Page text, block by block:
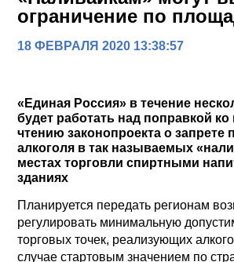
ограничение по
18 ФЕВРАЛЯ 2020 13:38:57
«Единая Россия» в течение
будет работать над поправкой
чтению законопроекта о запрете
алкоголя в так называемых
местах торговли спиртными
зданиях
Планируется передать регионам
регулировать минимальную
торговых точек, реализующих
случае стартовым значением по